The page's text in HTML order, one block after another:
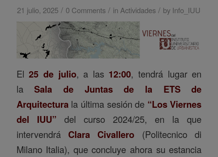
21 julio, 2025 / 0 Comments / in Actividades / by Info_IUU
El25 de julio, a las 12:00, tendrá lugar en
laSala de Juntas de la ETS de
Arquitectura la última sesión de “Los Viernes
del IUU” del curso 2024/25, en la que
intervendrá Clara Civallero (Politecnico di
Milano Italia), que concluye ahora su estancia